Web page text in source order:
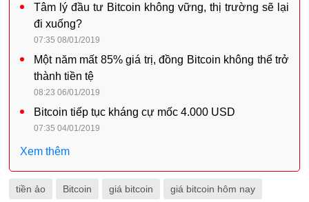
Tâm lý đầu tư Bitcoin không vững, thị trường sẽ lại
đi xuống?
07:35 08/01/2019
Một năm mất 85% giá trị, đồng Bitcoin không thể trở
thành tiền tệ
08:23 06/01/2019
Bitcoin tiếp tục kháng cự mốc 4.000 USD
07:35 04/01/2019
Xem thêm
tiền ảo Bitcoin giá bitcoin giá bitcoin hôm nay